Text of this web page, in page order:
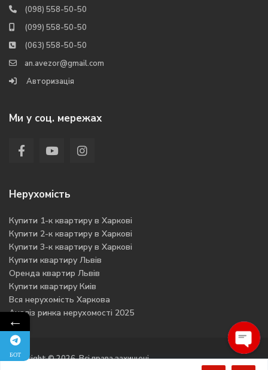
(098) 558-50-50
(099) 558-50-50
(063) 558-50-50
an.avezor@gmail.com
Авторизація
Ми у соц. мережах
Нерухомість
Купити 1-к квартиру в Харкові
Купити 2-к квартиру в Харкові
Купити 3-к квартиру в Харкові
Купити квартиру Львів
Оренда квартир Львів
Купити квартиру Киів
Вся нерухомість Харкова
Аналіз ринка нерухомості 2025
Copyright © 2026. Всі права захищені
←
БОТ Open
chaty